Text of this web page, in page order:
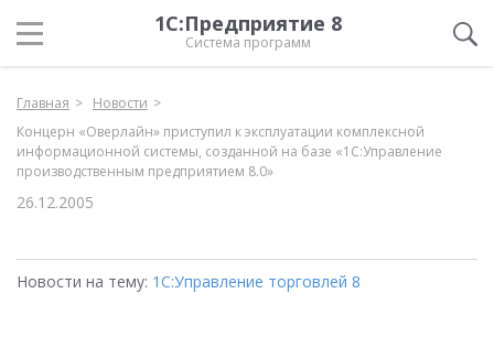
1С:Предприятие 8
Система программ
Главная
Новости
Концерн «Оверлайн» приступил к эксплуатации комплексной
информационной системы, созданной на базе «1С:Управление
производственным предприятием 8.0»
26.12.2005
Новости на тему: 1С:Управление торговлей 8